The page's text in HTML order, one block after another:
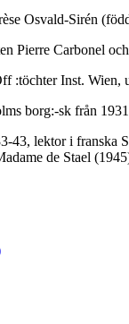
Osvald-Sirén
Pierre Carbonel
:töchter Inst.
borg:-sk från
43, lektor i franska
de Stael